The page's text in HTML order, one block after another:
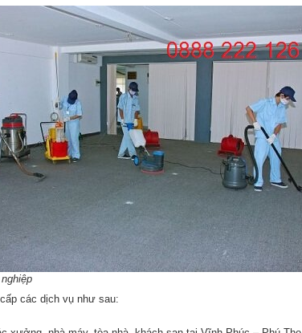
các dịch vụ như sau: